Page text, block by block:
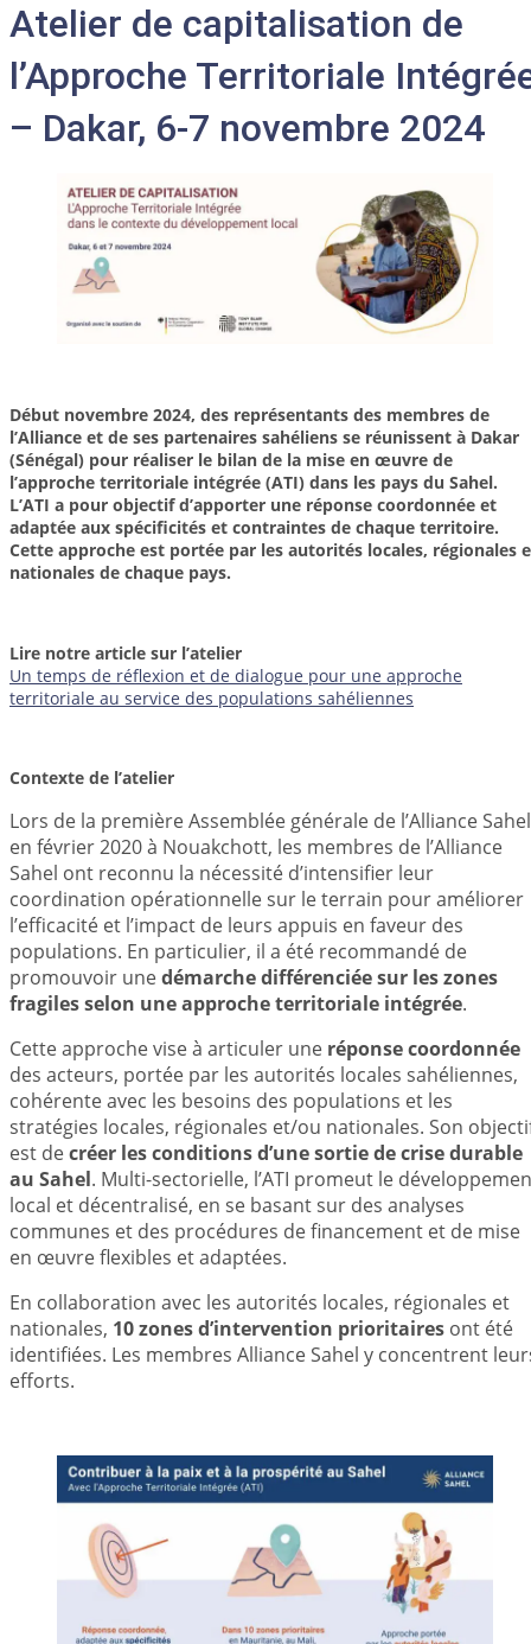
Atelier de capitalisation de
l’Approche Territoriale
– Dakar, 6-7 novembre 2024
Début novembre 2024, des représentants des membres de
l’Alliance et de ses partenaires sahéliens se réunissent à Dakar
(Sénégal) pour réaliser le bilan de la mise en œuvre de
l’approche territoriale intégrée (ATI) dans les pays du Sahel.
L’ATI a pour objectif d’apporter une réponse coordonnée et
adaptée aux spécificités et contraintes de chaque territoire.
Cette approche est portée par les autorités locales, régionales
nationales de chaque pays.
Lire notre article sur l’atelier
Un temps de réflexion et de dialogue pour une approche
territoriale au service des populations sahéliennes
Contexte de l’atelier
Lors de la première Assemblée générale de l’Alliance Sahel
en février 2020 à Nouakchott, les membres de l’Alliance
Sahel ont reconnu la nécessité d’intensifier leur
coordination opérationnelle sur le terrain pour améliorer
l’efficacité et l’impact de leurs appuis en faveur des
populations. En particulier, il a été recommandé de
promouvoir unedémarche différenciée sur les zones
fragiles selon une approche territoriale intégrée.
Cette approche vise à articuler une réponse coordonnée
des acteurs, portée par les autorités locales sahéliennes,
cohérente avec les besoins des populations et les
stratégies locales, régionales et/ou nationales. Son
est decréer les conditions d’une sortie de crise durable
au Sahel. Multi-sectorielle, l’ATI promeut le
local et décentralisé, en se basant sur des analyses
communes et des procédures de financement et de mise
en œuvre flexibles et adaptées.
En collaboration avec les autorités locales, régionales et
nationales, 10 zones d’intervention prioritaires ont été
identifiées. Les membres Alliance Sahel y concentrent
efforts.